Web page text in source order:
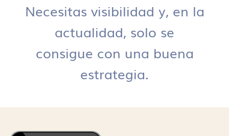
Necesitas visibilidad y, en la
actualidad, solo se
consigue con una buena
estrategia.